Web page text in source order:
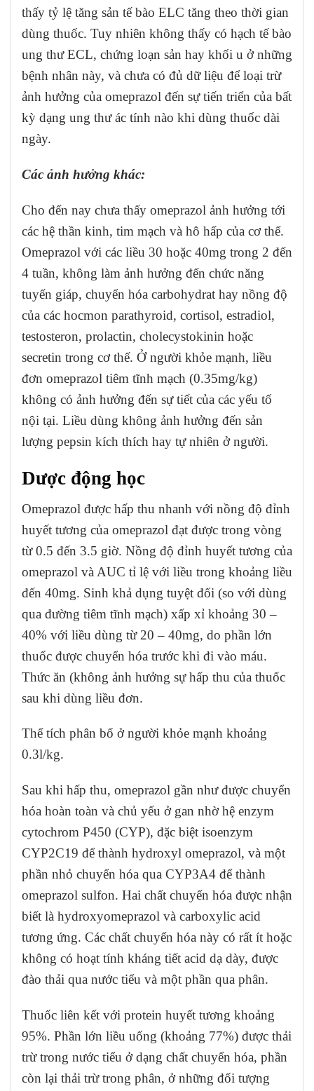
thấy tỷ lệ tăng sản tế bào ELC tăng theo thời gian
dùng thuốc. Tuy nhiên không thấy có hạch tế bào
ung thư ECL, chứng loạn sản hay khối u ở những
bệnh nhân này, và chưa có đủ dữ liệu để loại trừ
ảnh hưởng của omeprazol đến sự tiến triển của bất
kỳ dạng ung thư ác tính nào khi dùng thuốc dài
ngày.
Các ảnh hưởng khác:
Cho đến nay chưa thấy omeprazol ảnh hưởng tới
các hệ thần kinh, tim mạch và hô hấp của cơ thể.
Omeprazol với các liều 30 hoặc 40mg trong 2 đến
4 tuần, không làm ảnh hưởng đến chức năng
tuyến giáp, chuyển hóa carbohydrat hay nồng độ
của các hocmon parathyroid, cortisol, estradiol,
testosteron, prolactin, cholecystokinin hoặc
secretin trong cơ thế. Ở người khỏe mạnh, liều
đơn omeprazol tiêm tĩnh mạch (0.35mg/kg)
không có ảnh hưởng đến sự tiết của các yếu tố
nội tại. Liều dùng không ảnh hưởng đến sản
lượng pepsin kích thích hay tự nhiên ở người.
Dược động học
Omeprazol được hấp thu nhanh với nồng độ đỉnh
huyết tương của omeprazol đạt được trong vòng
từ 0.5 đến 3.5 giờ. Nồng độ đỉnh huyết tương của
omeprazol và AUC tỉ lệ với liều trong khoảng liều
đến 40mg. Sinh khả dụng tuyệt đối (so với dùng
qua đường tiêm tĩnh mạch) xấp xỉ khoảng 30 –
40% với liều dùng từ 20 – 40mg, do phần lớn
thuốc được chuyển hóa trước khi đi vào máu.
Thức ăn (không ảnh hưởng sự hấp thu của thuốc
sau khi dùng liều đơn.
Thể tích phân bố ở người khỏe mạnh khoảng
0.3l/kg.
Sau khi hấp thu, omeprazol gần như được chuyển
hóa hoàn toàn và chủ yếu ở gan nhờ hệ enzym
cytochrom P450 (CYP), đặc biệt isoenzym
CYP2C19 để thành hydroxyl omeprazol, và một
phần nhỏ chuyển hóa qua CYP3A4 để thành
omeprazol sulfon. Hai chất chuyển hóa được nhận
biết là hydroxyomeprazol và carboxylic acid
tương ứng. Các chất chuyển hóa này có rất ít hoặc
không có hoạt tính kháng tiết acid dạ dày, được
đào thải qua nước tiểu và một phần qua phân.
Thuốc liên kết với protein huyết tương khoảng
95%. Phần lớn liều uống (khoảng 77%) được thải
trừ trong nước tiểu ở dạng chất chuyển hóa, phần
còn lại thải trừ trong phân, ở những đối tượng